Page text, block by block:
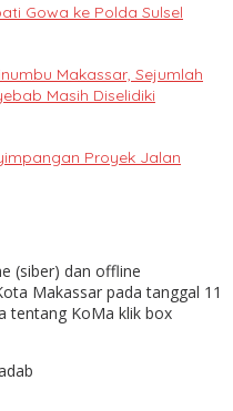
Gowa ke Polda Sulsel
Makassar, Sejumlah
Masih Diselidiki
Proyek Jalan
(siber) dan offline
Makassar pada tanggal 11
tentang KoMa klik box